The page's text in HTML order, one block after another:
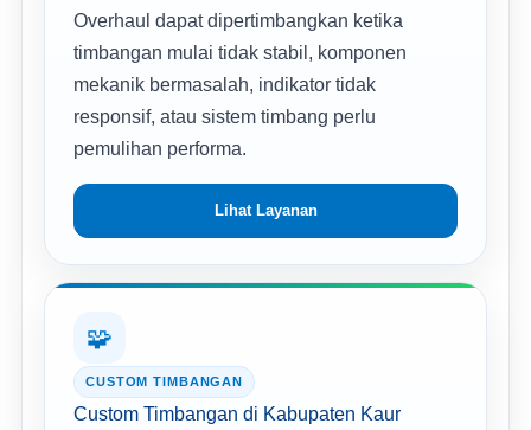
Overhaul dapat dipertimbangkan ketika
timbangan mulai tidak stabil, komponen
mekanik bermasalah, indikator tidak
responsif, atau sistem timbang perlu
pemulihan performa.
Lihat Layanan
🧩
CUSTOM TIMBANGAN
Custom Timbangan di Kabupaten Kaur